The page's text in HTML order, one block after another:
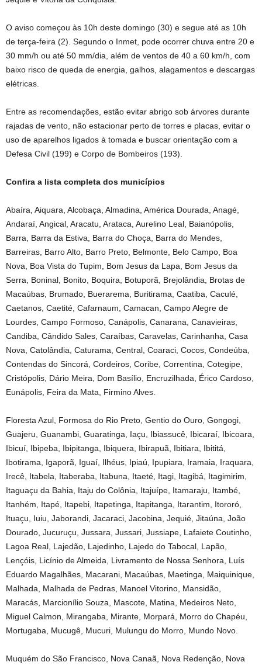
O aviso começou às 10h deste domingo (30) e segue até as 10h
de terça-feira (2). Segundo o Inmet, pode ocorrer chuva entre 20 e
30 mm/h ou até 50 mm/dia, além de ventos de 40 a 60 km/h, com
baixo risco de queda de energia, galhos, alagamentos e descargas
elétricas.
Entre as recomendações, estão evitar abrigo sob árvores durante
rajadas de vento, não estacionar perto de torres e placas, evitar o
uso de aparelhos ligados à tomada e buscar orientação com a
Defesa Civil (199) e Corpo de Bombeiros (193).
Confira a lista completa dos municípios
Abaíra, Aiquara, Alcobaça, Almadina, América Dourada, Anagé,
Andaraí, Angical, Aracatu, Arataca, Aurelino Leal, Baianópolis,
Barra, Barra da Estiva, Barra do Choça, Barra do Mendes,
Barreiras, Barro Alto, Barro Preto, Belmonte, Belo Campo, Boa
Nova, Boa Vista do Tupim, Bom Jesus da Lapa, Bom Jesus da
Serra, Boninal, Bonito, Boquira, Botuporã, Brejolândia, Brotas de
Macaúbas, Brumado, Buerarema, Buritirama, Caatiba, Caculé,
Caetanos, Caetité, Cafarnaum, Camacan, Campo Alegre de
Lourdes, Campo Formoso, Canápolis, Canarana, Canavieiras,
Candiba, Cândido Sales, Caraíbas, Caravelas, Carinhanha, Casa
Nova, Catolândia, Caturama, Central, Coaraci, Cocos, Condeúba,
Contendas do Sincorá, Cordeiros, Coribe, Correntina, Cotegipe,
Cristópolis, Dário Meira, Dom Basílio, Encruzilhada, Érico Cardoso,
Eunápolis, Feira da Mata, Firmino Alves.
Floresta Azul, Formosa do Rio Preto, Gentio do Ouro, Gongogi,
Guajeru, Guanambi, Guaratinga, Iaçu, Ibiassucê, Ibicaraí, Ibicoara,
Ibicuí, Ibipeba, Ibipitanga, Ibiquera, Ibirapuã, Ibitiara, Ibititá,
Ibotirama, Igaporã, Iguaí, Ilhéus, Ipiaú, Ipupiara, Iramaia, Iraquara,
Irecê, Itabela, Itaberaba, Itabuna, Itaeté, Itagi, Itagibá, Itagimirim,
Itaguaçu da Bahia, Itaju do Colônia, Itajuípe, Itamaraju, Itambé,
Itanhém, Itapé, Itapebi, Itapetinga, Itapitanga, Itarantim, Itororó,
Ituaçu, Iuiu, Jaborandi, Jacaraci, Jacobina, Jequié, Jitaúna, João
Dourado, Jucuruçu, Jussara, Jussari, Jussiape, Lafaiete Coutinho,
Lagoa Real, Lajedão, Lajedinho, Lajedo do Tabocal, Lapão,
Lençóis, Licínio de Almeida, Livramento de Nossa Senhora, Luís
Eduardo Magalhães, Macarani, Macaúbas, Maetinga, Maiquinique,
Malhada, Malhada de Pedras, Manoel Vitorino, Mansidão,
Maracás, Marcionílio Souza, Mascote, Matina, Medeiros Neto,
Miguel Calmon, Mirangaba, Mirante, Morpará, Morro do Chapéu,
Mortugaba, Mucugê, Mucuri, Mulungu do Morro, Mundo Novo.
Muquém do São Francisco, Nova Canaã, Nova Redenção, Nova